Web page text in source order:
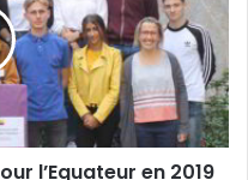
l’Equateur en 2019